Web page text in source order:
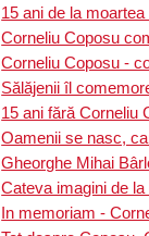
15 ani de la
Corneliu Coposu
Corneliu Coposu -
Sălăjenii îl
15 ani fără Corneliu
Oamenii se nasc,
Gheorghe Mihai
Cateva imagini de
In memoriam -